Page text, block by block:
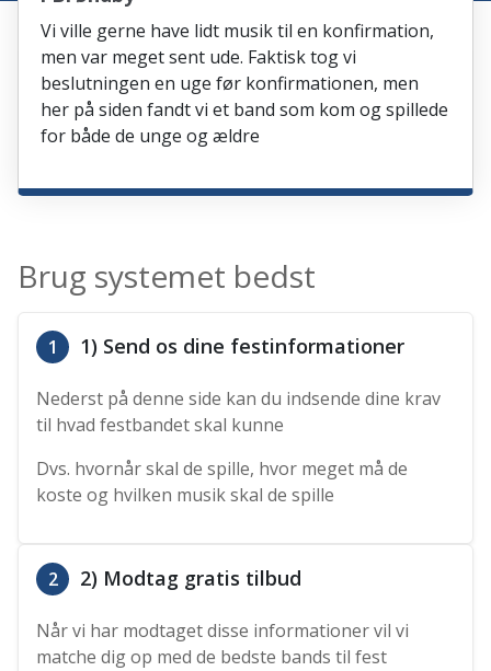
Vi ville gerne have lidt musik til en konfirmation,
men var meget sent ude. Faktisk tog vi
beslutningen en uge før konfirmationen, men
her på siden fandt vi et band som kom og spillede
for både de unge og ældre
Brug systemet bedst
1 1) Send os dine festinformationer
Nederst på denne side kan du indsende dine krav
til hvad festbandet skal kunne
Dvs. hvornår skal de spille, hvor meget må de
koste og hvilken musik skal de spille
2 2) Modtag gratis tilbud
Når vi har modtaget disse informationer vil vi
matche dig op med de bedste bands til fest